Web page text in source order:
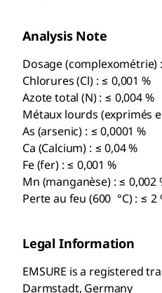
Analysis Note
Dosage (complexométrie)
Chlorures (Cl) : ≤ 0,001 %
Azote total (N) : ≤ 0,004 %
Métaux lourds (exprimés
As (arsenic) : ≤ 0,0001 %
Ca (Calcium) : ≤ 0,04 %
Fe (fer) : ≤ 0,001 %
Mn (manganèse) : ≤ 0,002
Perte au feu (600 °C) : ≤ 2
Legal Information
EMSURE is a registered
Darmstadt, Germany